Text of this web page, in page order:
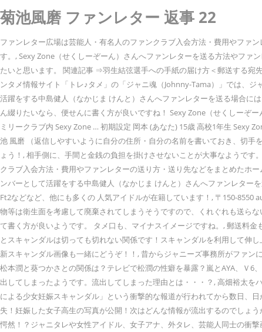
菊池風磨 ファンレター 返事 22
ファンレター広場は芸能人・有名人のファンクラブ入会方法・費用やファ
す。, Sexy Zone（せくしーぞーん）さんへファンレターを送る方法やファ
たいと思います。 関連記事 ⇒羽生結弦選手への手紙の届け方＜郵送する宛
ンタメ情報サイト「トレ♪タメ」の「ジャニ魂（Johnny-Tama）」では、
活躍をする中島健人（なかじま けんと）さんへファンレターを送る場合に
ん綴りたいなら、便せんに書く方が良いですね！ Sexy Zone（せくしーぞ
ミリークラブ内 Sexy Zone … 初期設定 岡本 (あなた) 15歳 高校1年生 Sexy
池 風磨 （返信しやすいように自分の住所・自分の名前を書いておき、切
ょう！, 相手側に、手間と金銭の負担を掛けさせないことが大事なようで
クラブ入会方法・費用やファンレターの送り方・送り先などをまとめたホ
ンバーとして活躍をする中島健人（なかじま けんと）さんへファンレター
Ft2などなど、他にも多くの 人気アイドルが在籍しています！, 〒150-
物等は衛生面を考慮して廃棄されてしまうそうですので、くれぐれも送ら
て書く方が良いようです。 タメ口も、マイナスイメージですね。, 郵送料
とスキャンダルは切っても切れない関係です！スキャンダルを利用して伸
新スキャンダル画像も一緒にどうぞ！！, 昔からジャニーズ事務所がファ
松本潤と葵つかさとの関係は？テレビで松潤の性癖を暴露？嵐とAYA、Ｖ
出してしまったようです。流出してしまった理由とは・・・？, 高畑裕太
による少女妊娠スキャンダル」という衝撃的な報道が行われてから数日、
失！妊娠した女子高生の写真が公開！次はどんな情報が流出するのでしょ
愕然！？ジャニタレや女性アイドル、女子アナ、外タレ、芸能人同士の衝